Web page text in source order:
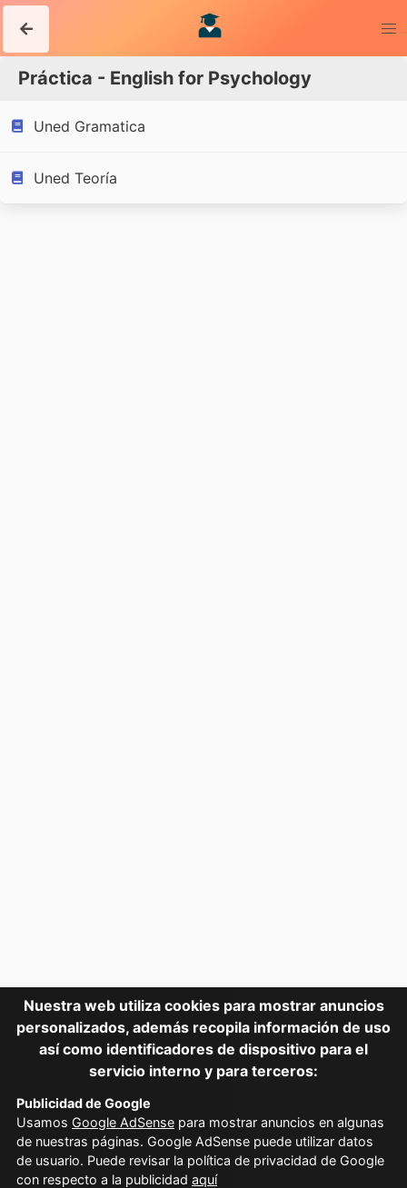
Práctica - English for Psychology
Uned Gramatica
Uned Teoría
Nuestra web utiliza cookies para mostrar anuncios
personalizados, además recopila información de uso
así como identificadores de dispositivo para el
servicio interno y para terceros:
Publicidad de Google
Usamos Google AdSense para mostrar anuncios en algunas
de nuestras páginas. Google AdSense puede utilizar datos
de usuario. Puede revisar la política de privacidad de Google
con respecto a la publicidad aquí